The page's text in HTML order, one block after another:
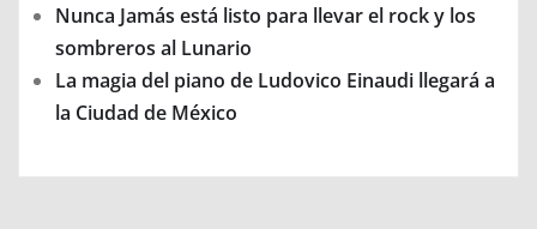
Nunca Jamás está listo para llevar el rock y los
sombreros al Lunario
La magia del piano de Ludovico Einaudi llegará a
la Ciudad de México